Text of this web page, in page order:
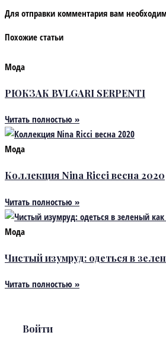
Для отправки комментария вам
Похожие статьи
Мода
РЮКЗАК BVLGARI SERPENTI
Читать полностью »
Мода
Коллекция Nina Ricci весна 2020
Читать полностью »
Мода
Чистый изумруд: одеться в
Читать полностью »
Войти